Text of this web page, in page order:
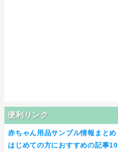
便利リンク
赤ちゃん用品サンプル情報まとめ
はじめての方におすすめの記事10